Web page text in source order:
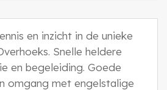
en inzicht in de unieke
Snelle heldere
en begeleiding. Goede
omgang met engelstalige